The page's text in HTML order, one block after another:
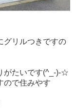
グリルつきですの
がたいです(^_-)-☆
ので住みやす